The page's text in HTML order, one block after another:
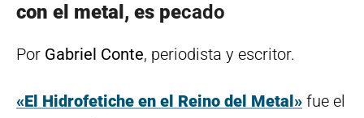
con el metal, es pecado
Por Gabriel Conte, periodista y escritor.
«El Hidrofetiche en el Reino del Metal» fue el